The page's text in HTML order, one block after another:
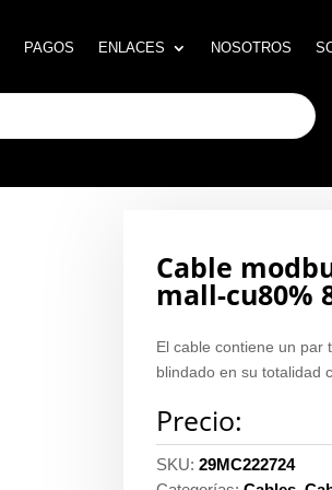
PAGOS ENLACES NOSOTROS
PAGOS ENLACES NOSOTROS
Cable
mall-cu80%
El cable contiene un par
blindado en su totalidad
Precio:
SKU:29MC222724